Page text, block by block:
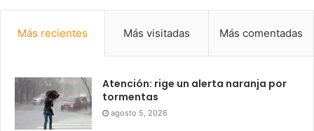
Más recientes Más visitadas Más comentadas
Atención: rige un alerta naranja por
tormentas
agosto 5, 2026